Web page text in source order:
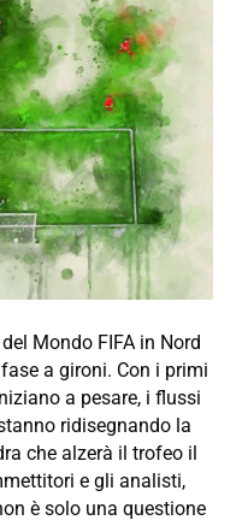
Mondo FIFA in Nord
a gironi. Con i primi
a pesare, i flussi
ridisegnando la
che alzerà il trofeo il
e gli analisti,
è solo una questione